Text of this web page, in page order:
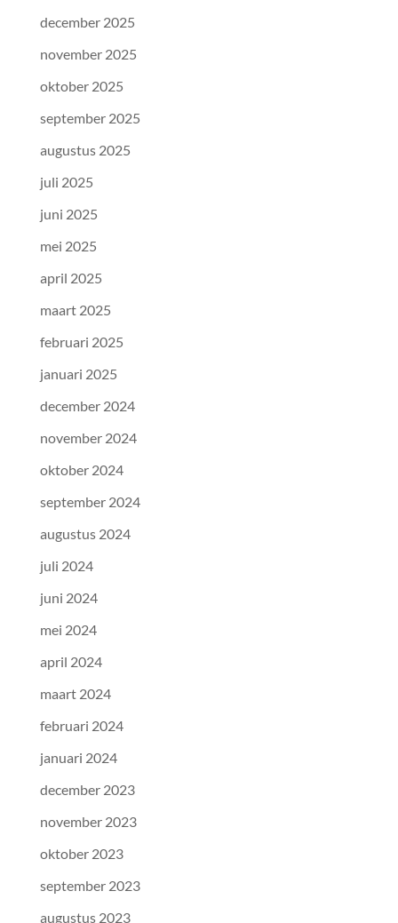
december 2025
november 2025
oktober 2025
september 2025
augustus 2025
juli 2025
juni 2025
mei 2025
april 2025
maart 2025
februari 2025
januari 2025
december 2024
november 2024
oktober 2024
september 2024
augustus 2024
juli 2024
juni 2024
mei 2024
april 2024
maart 2024
februari 2024
januari 2024
december 2023
november 2023
oktober 2023
september 2023
augustus 2023